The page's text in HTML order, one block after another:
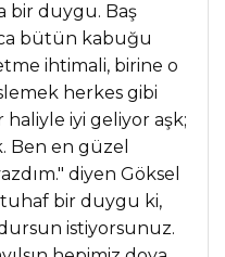
bir duygu. Baş
bütün kabuğu
ihtimali, birine o
herkes gibi
haliyle iyi geliyor aşk;
Ben en güzel
diyen Göksel
bir duygu ki,
dursun istiyorsunuz.